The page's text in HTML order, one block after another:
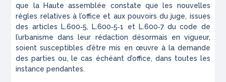
que la Haute assemblée constate que les nouvelles
règles relatives à l’office et aux pouvoirs du juge, issues
des articles L.600‑5, L.600‑5‑1 et L.600‑7 du code de
l’urbanisme dans leur rédaction désormais en vigueur,
soient susceptibles d’être mis en œuvre à la demande
des parties ou, le cas échéant d’office, dans toutes les
instance pendantes.